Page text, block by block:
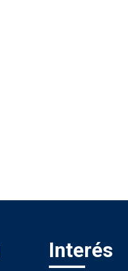
Interés